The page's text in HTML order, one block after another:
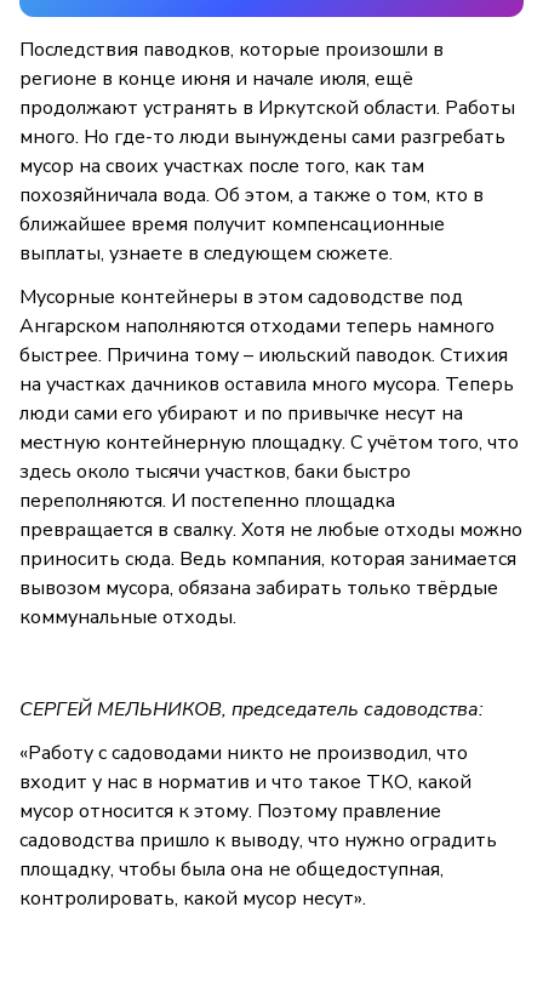
Последствия паводков, которые произошли в
регионе в конце июня и начале июля, ещё
продолжают устранять в Иркутской области. Работы
много. Но где-то люди вынуждены сами разгребать
мусор на своих участках после того, как там
похозяйничала вода. Об этом, а также о том, кто в
ближайшее время получит компенсационные
выплаты, узнаете в следующем сюжете.
Мусорные контейнеры в этом садоводстве под
Ангарском наполняются отходами теперь намного
быстрее. Причина тому – июльский паводок. Стихия
на участках дачников оставила много мусора. Теперь
люди сами его убирают и по привычке несут на
местную контейнерную площадку. С учётом того, что
здесь около тысячи участков, баки быстро
переполняются. И постепенно площадка
превращается в свалку. Хотя не любые отходы можно
приносить сюда. Ведь компания, которая занимается
вывозом мусора, обязана забирать только твёрдые
коммунальные отходы.
СЕРГЕЙ МЕЛЬНИКОВ, председатель садоводства:
«Работу с садоводами никто не производил, что
входит у нас в норматив и что такое ТКО, какой
мусор относится к этому. Поэтому правление
садоводства пришло к выводу, что нужно оградить
площадку, чтобы была она не общедоступная,
контролировать, какой мусор несут».